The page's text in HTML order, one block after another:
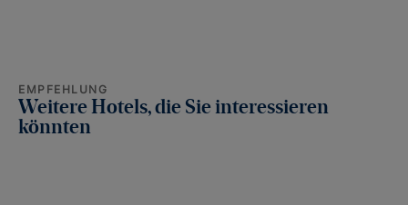
EMPFEHLUNG
Weitere Hotels, die Sie interessieren
könnten